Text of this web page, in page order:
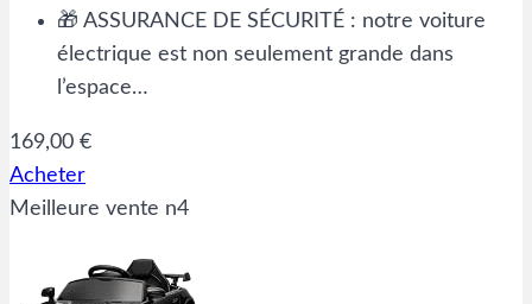
🎁 ASSURANCE DE SÉCURITÉ : notre voiture
électrique est non seulement grande dans
l’espace…
169,00 €
Acheter
Meilleure vente n4